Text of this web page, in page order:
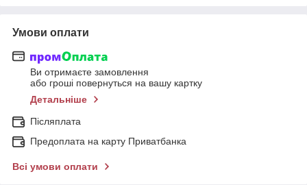
Умови оплати
Ви отримаєте замовлення
або гроші повернуться на вашу картку
Детальніше
Післяплата
Предоплата на карту Приватбанка
Всі умови оплати